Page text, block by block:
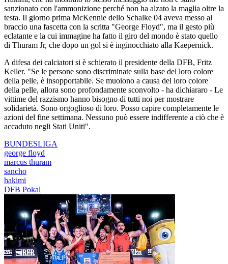
sanzionato con l'ammonizione perché non ha alzato la maglia oltre la
testa. Il giorno prima McKennie dello Schalke 04 aveva messo al
braccio una fascetta con la scritta "George Floyd", ma il gesto più
eclatante e la cui immagine ha fatto il giro del mondo è stato quello
di Thuram Jr, che dopo un gol si è inginocchiato alla Kaepernick.
A difesa dei calciatori si è schierato il presidente della DFB, Fritz
Keller. "Se le persone sono discriminate sulla base del loro colore
della pelle, è insopportabile. Se muoiono a causa del loro colore
della pelle, allora sono profondamente sconvolto - ha dichiararo - Le
vittime del razzismo hanno bisogno di tutti noi per mostrare
solidarietà. Sono orgoglioso di loro. Posso capire completamente le
azioni del fine settimana. Nessuno può essere indifferente a ciò che è
accaduto negli Stati Uniti".
BUNDESLIGA
george floyd
marcus thuram
sancho
hakimi
DFB Pokal